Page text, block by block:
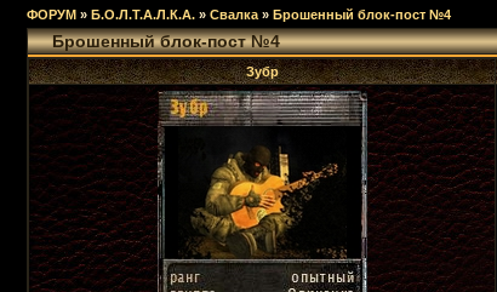
ФОРУМ » Б.О.Л.Т.А.Л.К.А. » Свалка » Брошенный блок-пост №4
Брошенный блок-пост №4
Зубр